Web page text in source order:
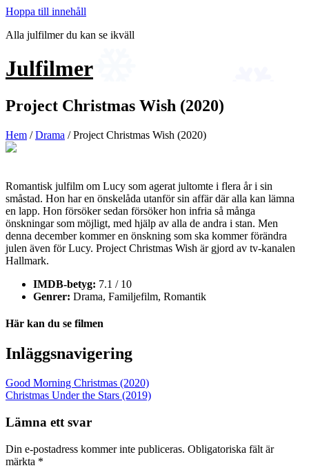
Hoppa till innehåll
Alla julfilmer du kan se ikväll
Julfilmer
Project Christmas Wish (2020)
Hem /Drama / Project Christmas Wish (2020)
Romantisk julfilm om Lucy som agerat jultomte i flera år i sin
småstad. Hon har en önskelåda utanför sin affär där alla kan lämna
en lapp. Hon försöker sedan försöker hon infria så många
önskningar som möjligt, med hjälp av alla de andra i stan. Men
denna december kommer en önskning som ska kommer förändra
julen även för Lucy. Project Christmas Wish är gjord av tv-kanalen
Hallmark.
IMDB-betyg: 7.1 / 10
Genrer: Drama, Familjefilm, Romantik
Här kan du se filmen
Inläggsnavigering
Good Morning Christmas (2020)
Christmas Under the Stars (2019)
Lämna ett svar
Din e-postadress kommer inte publiceras. Obligatoriska fält är
märkta *